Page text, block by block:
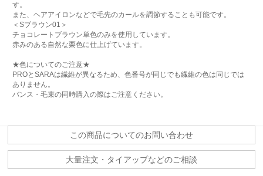
す。
また、ヘアアイロンなどで毛先のカールを調節することも可能です。
＜Sブラウン01＞
チョコレートブラウン単色のみを使用しています。
赤みのある自然な栗色に仕上げています。
★色についてのご注意★
PROとSARAは繊維が異なるため、色番号が同じでも繊維の色は同じでは
ありません。
バンス・毛束の同時購入の際はご注意ください。
この商品についてのお問い合わせ
大量注文・タイアップなどのご相談